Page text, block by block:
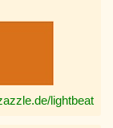
lightbeat